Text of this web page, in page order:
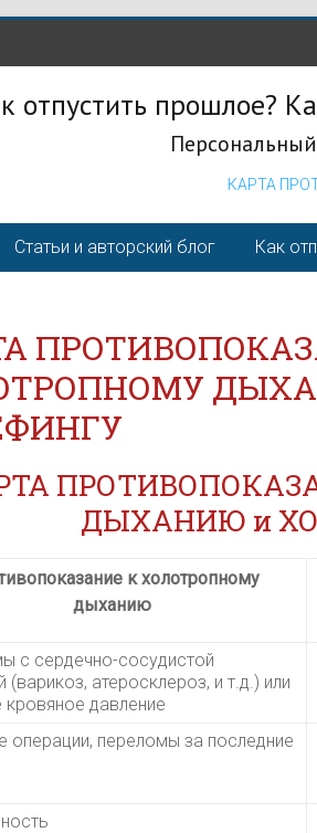
отпустить прошлое?
КАРТА
Статьи и авторский блог Как
ДЫХАНИЮ и
к холотропному
дыханию
с сердечно-сосудистой
(варикоз, атеросклероз, и т.д.) или
давление
операции, переломы за последние